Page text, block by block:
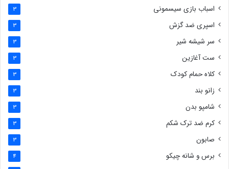
اسباب بازی سیسمونی 3
اسپری ضد گزش 3
سر شیشه شیر 3
ست آغازین 3
کلاه حمام کودک 3
زانو بند 3
شامپو بدن 3
کرم ضد ترک شکم 3
صابون 3
برس و شانه چیکو 4